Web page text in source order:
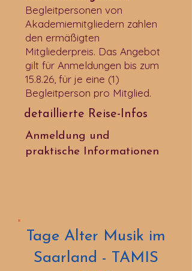
Begleitpersonen von
Akademiemitgliedern zahlen
den ermäßigten
Mitgliederpreis. Das Angebot
gilt für Anmeldungen bis zum
15.8.26, für je eine (1)
Begleitperson pro Mitglied.
detaillierte Reise-Infos
Anmeldung und
praktische Informationen
Tage Alter Musik im
Saarland - TAMIS